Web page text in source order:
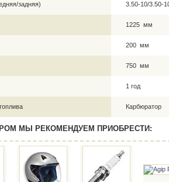
задняя) 3.50-10/3.50-
1225 мм
200 мм
750 мм
1 год
Карбюратор
МЫ РЕКОМЕНДУЕМ ПРИОБРЕСТИ: